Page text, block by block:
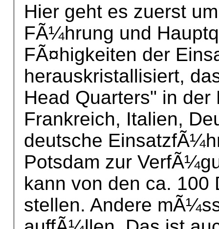
Hier geht es zuerst
FÃ¼hrung und
FÃ¤higkeiten der
herauskristallisiert,
Head Quarters" in
Frankreich, Italien,
deutsche
Potsdam zur
kann von den ca. 100
stellen. Andere